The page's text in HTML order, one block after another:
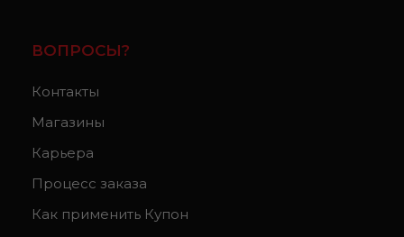
ВОПРОСЫ?
Контакты
Магазины
Карьера
Процесс заказа
Как применить Купон